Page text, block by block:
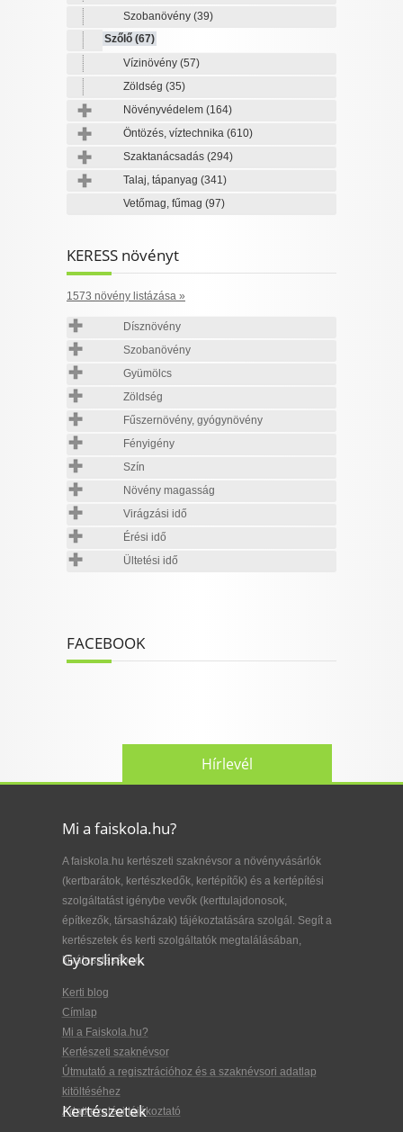
Szobanövény (39)
Szőlő (67)
Vízinövény (57)
Zöldség (35)
Növényvédelem (164)
Öntözés, víztechnika (610)
Szaktanácsadás (294)
Talaj, tápanyag (341)
Vetőmag, fűmag (97)
KERESS növényt
1573 növény listázása »
Dísznövény
Szobanövény
Gyümölcs
Zöldség
Fűszernövény, gyógynövény
Fényigény
Szín
Növény magasság
Virágzási idő
Érési idő
Ültetési idő
FACEBOOK
Hírlevél
Mi a faiskola.hu?
A faiskola.hu kertészeti szaknévsor a növényvásárlók
(kertbarátok, kertészkedők, kertépítők) és a kertépítési
szolgáltatást igénybe vevők (kerttulajdonosok,
építkezők, társasházak) tájékoztatására szolgál. Segít a
kertészetek és kerti szolgáltatók megtalálásában,
kiválasztásában.
Gyorslinkek
Kerti blog
Címlap
Mi a Faiskola.hu?
Kertészeti szaknévsor
Útmutató a regisztrációhoz és a szaknévsori adatlap
kitöltéséhez
Adatkezelési tájékoztató
Kertészetek